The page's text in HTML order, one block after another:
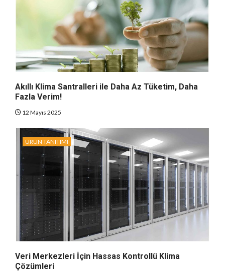
Akıllı Klima Santralleri ile Daha Az Tüketim, Daha
Fazla Verim!
12 Mayıs 2025
ÜRÜN TANITIMI
Veri Merkezleri İçin Hassas Kontrollü Klima
Çözümleri